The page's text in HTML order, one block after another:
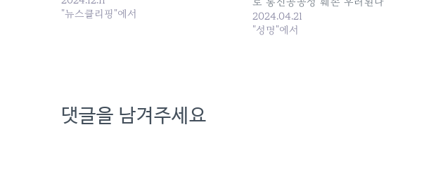
목소리가 새나오고 있다.현대차그룹 측
"뉴스클리핑"에서
2024.04.21
"성명"에서
댓글을 남겨주세요